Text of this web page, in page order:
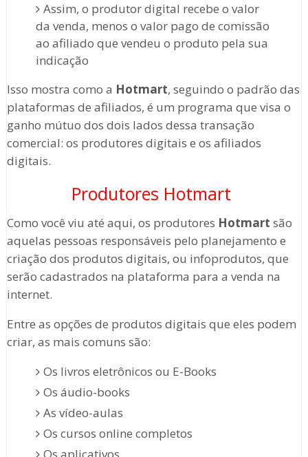
Assim, o produtor digital recebe o valor
da venda, menos o valor pago de comissão
ao afiliado que vendeu o produto pela sua
indicação
Isso mostra como a Hotmart, seguindo o padrão das
plataformas de afiliados, é um programa que visa o
ganho mútuo dos dois lados dessa transação
comercial: os produtores digitais e os afiliados
digitais.
Produtores Hotmart
Como você viu até aqui, os produtores Hotmart são
aquelas pessoas responsáveis pelo planejamento e
criação dos produtos digitais, ou infoprodutos, que
serão cadastrados na plataforma para a venda na
internet.
Entre as opções de produtos digitais que eles podem
criar, as mais comuns são:
Os livros eletrônicos ou E-Books
Os áudio-books
As vídeo-aulas
Os cursos online completos